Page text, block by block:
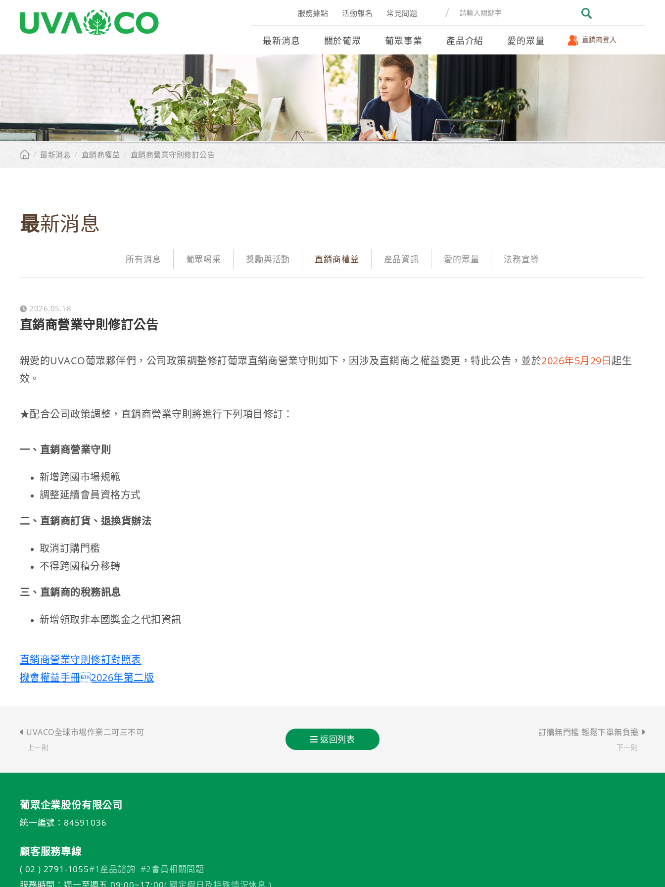
服務據點 活動報名 常見問題
最新消息 關於葡眾 葡眾事業 產品介紹 愛的眾量 直銷商登入
/ 最新消息 / 直銷商權益 / 直銷商營業守則修訂公告
最新消息
所有消息 葡眾喝采 獎勵與活動 直銷商權益 產品資訊 愛的眾量 法務宣導
2026.05.18
直銷商營業守則修訂公告
親愛的UVACO葡眾夥伴們，公司政策調整修訂葡眾直銷商營業守則如下，因涉及直銷商之權益變更，特此公告，並於2026年5月29日起生
效。
★配合公司政策調整，直銷商營業守則將進行下列項目修訂：
一、直銷商營業守則
新增跨國市場規範
調整延續會員資格方式
二、直銷商訂貨、退換貨辦法
取消訂購門檻
不得跨國積分移轉
三、直銷商的稅務訊息
新增領取非本國獎金之代扣資訊
直銷商營業守則修訂對照表
機會權益手冊2026年第二版
UVACO全球市場作業二可三不可
上一則
返回列表
訂購無門檻 輕鬆下單無負擔
下一則
葡眾企業股份有限公司
統一編號：84591036
顧客服務專線
( 02 ) 2791-1055#1產品諮詢 #2會員相關問題